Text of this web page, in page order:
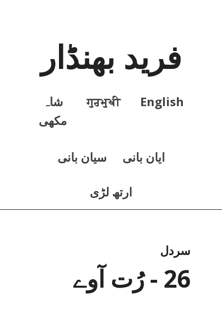
فرید بھنڈار
English
ਗੁਰਮੁਖੀ
شاہ
مکھی
ايان بانی سيان بانی
ارتھ لڑی
سردل
26 - رُت آوے